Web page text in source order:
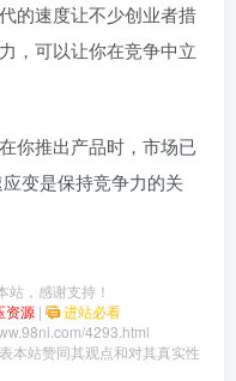
的速度让不少创业者措
，可以让你在竞争中立
你推出产品时，市场已
变是保持竞争力的关
站，感谢支持！
资源 | 进站必看
4293.html
本站赞同其观点和对其真实性